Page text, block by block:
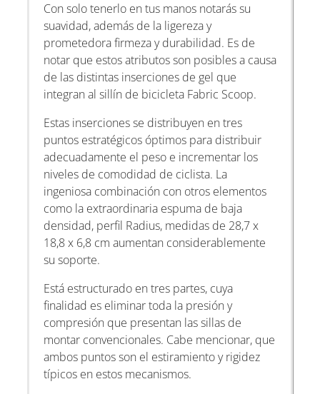
Con solo tenerlo en tus manos notarás su
suavidad, además de la ligereza y
prometedora firmeza y durabilidad. Es de
notar que estos atributos son posibles a causa
de las distintas inserciones de gel que
integran al sillín de bicicleta Fabric Scoop.
Estas inserciones se distribuyen en tres
puntos estratégicos óptimos para distribuir
adecuadamente el peso e incrementar los
niveles de comodidad de ciclista. La
ingeniosa combinación con otros elementos
como la extraordinaria espuma de baja
densidad, perfil Radius, medidas de 28,7 x
18,8 x 6,8 cm aumentan considerablemente
su soporte.
Está estructurado en tres partes, cuya
finalidad es eliminar toda la presión y
compresión que presentan las sillas de
montar convencionales. Cabe mencionar, que
ambos puntos son el estiramiento y rigidez
típicos en estos mecanismos.